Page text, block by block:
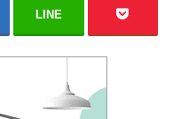
LINE